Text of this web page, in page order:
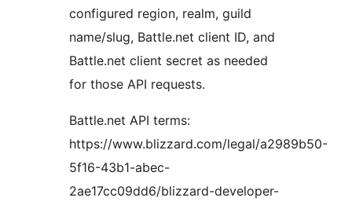
configured region, realm, guild
name/slug, Battle.net client ID, and
Battle.net client secret as needed
for those API requests.
Battle.net API terms:
https://www.blizzard.com/legal/a2989b50-
5f16-43b1-abec-
2ae17cc09dd6/blizzard-developer-